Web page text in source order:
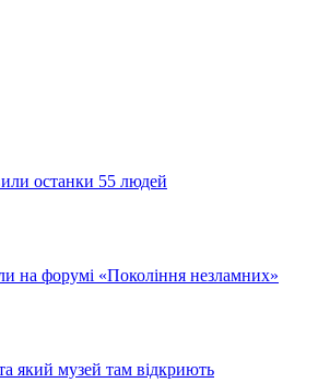
останки 55 людей
на форумі «Покоління незламних»
який музей там відкриють